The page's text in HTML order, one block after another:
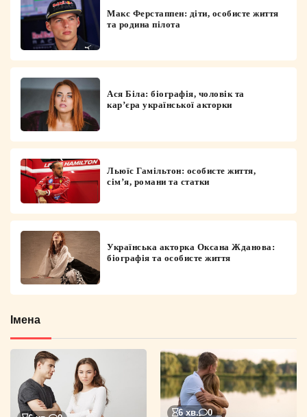
Макс Ферстаппен: діти, особисте життя
та родина пілота
Ася Біла: біографія, чоловік та
кар’єра української акторки
Льюїс Гамільтон: особисте життя,
сім’я, романи та статки
Українська акторка Оксана Жданова:
біографія та особисте життя
Імена
6 хв. 0